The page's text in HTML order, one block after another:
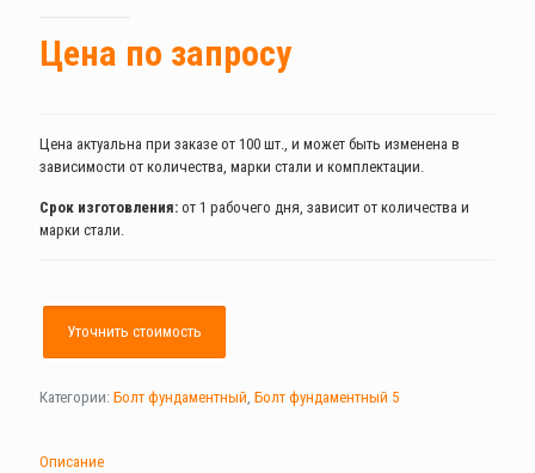
Цена по запросу
Цена актуальна при заказе от 100 шт., и может быть изменена в
зависимости от количества, марки стали и комплектации.
Срок изготовления: от 1 рабочего дня, зависит от количества и
марки стали.
Уточнить стоимость
Категории: Болт фундаментный Болт фундаментный 5
Описание